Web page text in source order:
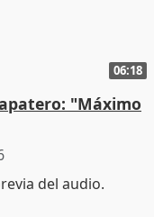
06:18
"Máximo